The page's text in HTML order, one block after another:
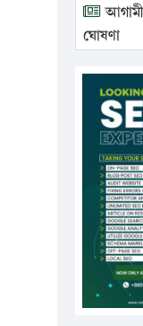
ঘোষণা
এবার
১৭
বাড়ানোর
১৬ মে
যাবেন